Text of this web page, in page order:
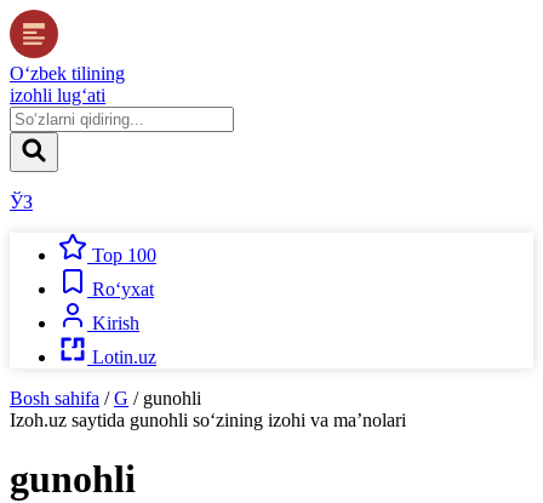
O‘zbek tilining
izohli lug‘ati
ЎЗ
Top 100
Ro‘yxat
Kirish
Lotin.uz
Bosh sahifa / G / gunohli
Izoh.uz saytida gunohli so‘zining izohi va ma’nolari
gunohli